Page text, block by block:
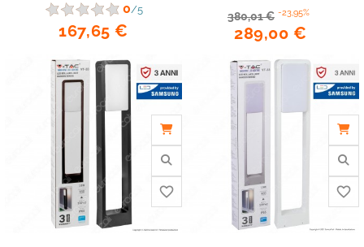
0/5
167,65 €
380,01 € -23,95%
289,00 €